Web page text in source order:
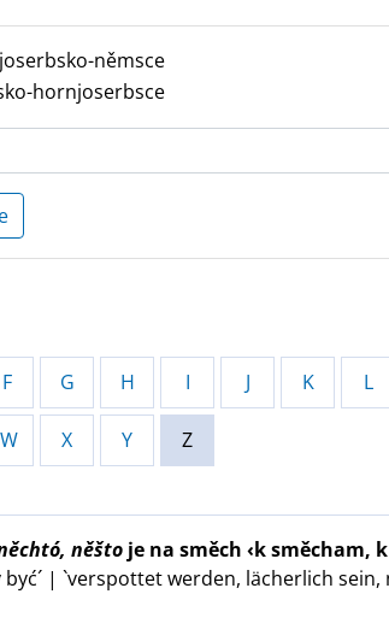
němsce
hornjoserbsce
F G H I J K L
W X Y Z
něšto je na směch ‹k směcham,
| `verspottet werden, lächerlich